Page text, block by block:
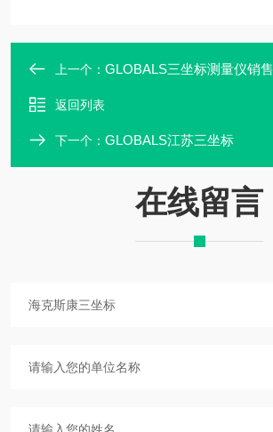
上一个： GLOBALS三坐标测量仪销售
返回列表
下一个： GLOBALS江苏三坐标
在线留言